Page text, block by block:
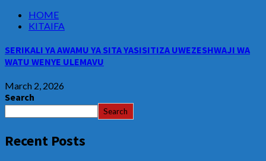
HOME
KITAIFA
SERIKALI YA AWAMU YA SITA YASISITIZA UWEZESHWAJI WA
WATU WENYE ULEMAVU
March 2, 2026
Search
Search
Recent Posts